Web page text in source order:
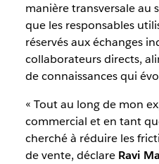
manière transversale au
que les responsables
réservés aux échanges
collaborateurs directs,
de connaissances qui
« Tout au long de mon
commercial et en tant
cherché à réduire les
de vente, déclare Ravi